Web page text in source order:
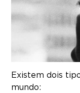
Existem dois
mundo: